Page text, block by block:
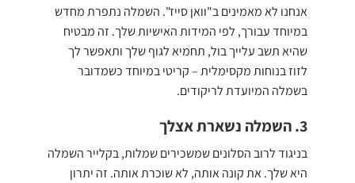
אנחנו לא מאמינים ב"וואן סייז". השמלה נתפרת מחדש
במיוחד עבורך, לפי המידות האישיות שלך. זה מבטיח
שהיא תשב עלייך בול, תחמיא לגוף שלך ותאפשר לך
לזוז בנוחות מקסימלית – קריטי במיוחד כשמדובר
בשמלה המיועדת לריקודים.
3. השמלה נשארת אצלך
בניגוד לרוב הסלונים שמשכירים שמלות, בקלייר השמלה
היא שלך. את קונה אותה, לא שוכרת אותה. זה יתרון